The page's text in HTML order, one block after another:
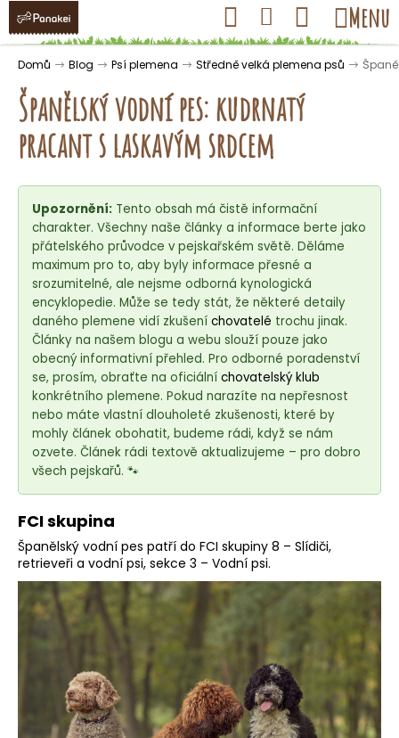
Přejít
obsah
Hledat Přihlášení
Nákupní
košík
Menu
Domů Blog Psí plemena Středně velká plemena psů
Španělský vodní pes: kudrnatý
pracant s laskavým srdcem
Upozornění: Tento obsah má čistě informační
charakter. Všechny naše články a informace berte jako
přátelského průvodce v pejskařském světě. Děláme
maximum pro to, aby byly informace přesné a
srozumitelné, ale nejsme odborná kynologická
encyklopedie. Může se tedy stát, že některé detaily
daného plemene vidí zkušení chovatelé trochu jinak.
Články na našem blogu a webu slouží pouze jako
obecný informativní přehled. Pro odborné poradenství
se, prosím, obraťte na oficiální chovatelský klub
konkrétního plemene. Pokud narazíte na nepřesnost
nebo máte vlastní dlouholeté zkušenosti, které by
mohly článek obohatit, budeme rádi, když se nám
ozvete. Článek rádi textově aktualizujeme – pro dobro
všech pejskařů. 🐾
FCI skupina
Španělský vodní pes patří do FCI skupiny 8 – Slídiči,
retrieveři a vodní psi, sekce 3 – Vodní psi.
K
o Zpět
Zpět
o
a
j
í
t
?
HLEDAT